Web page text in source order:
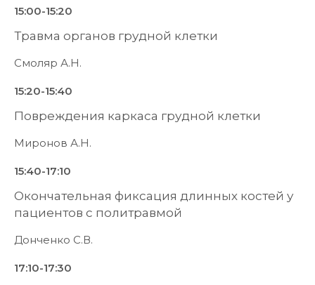
15:00-15:20
Травма органов грудной клетки
Смоляр А.Н.
15:20-15:40
Повреждения каркаса грудной клетки
Миронов А.Н.
15:40-17:10
Окончательная фиксация длинных костей у
пациентов с политравмой
Донченко С.В.
17:10-17:30